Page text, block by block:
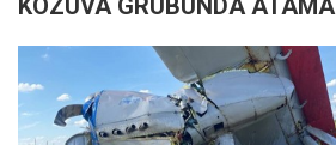
KOZUVA GRUBUNDA ATAMA